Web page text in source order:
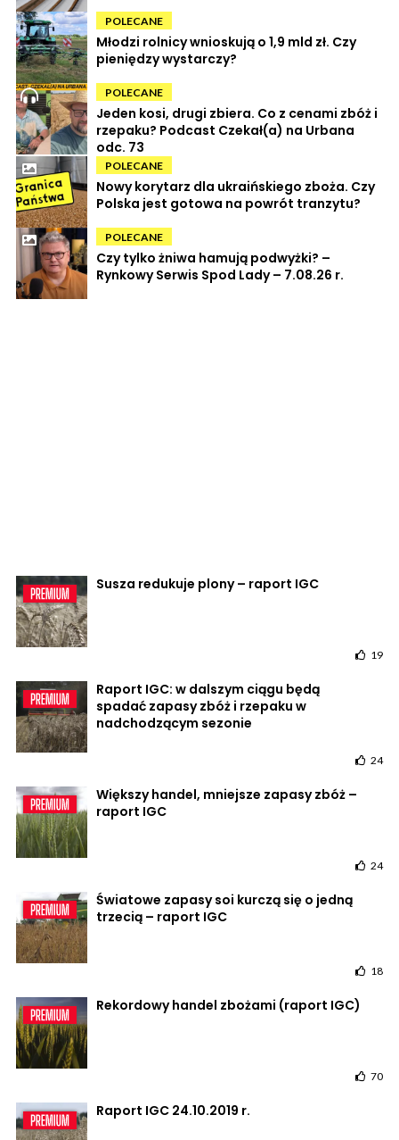
POLECANE
Młodzi rolnicy wnioskują o 1,9 mld zł. Czy
pieniędzy wystarczy?
POLECANE
Jeden kosi, drugi zbiera. Co z cenami zbóż i
rzepaku? Podcast Czekał(a) na Urbana
odc. 73
POLECANE
Nowy korytarz dla ukraińskiego zboża. Czy
Polska jest gotowa na powrót tranzytu?
POLECANE
Czy tylko żniwa hamują podwyżki? –
Rynkowy Serwis Spod Lady – 7.08.26 r.
Susza redukuje plony – raport IGC
19
Raport IGC: w dalszym ciągu będą
spadać zapasy zbóż i rzepaku w
nadchodzącym sezonie
24
Większy handel, mniejsze zapasy zbóż –
raport IGC
24
Światowe zapasy soi kurczą się o jedną
trzecią – raport IGC
18
Rekordowy handel zbożami (raport IGC)
70
Raport IGC 24.10.2019 r.